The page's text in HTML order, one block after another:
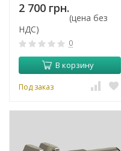
2 700 грн.
(цена без
НДС)
0
В корзину
Под заказ